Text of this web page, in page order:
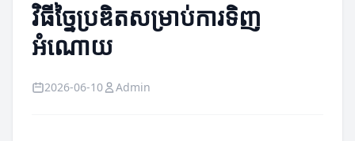
វិធីច្នៃប្រឌិតសម្រាប់ការទិញ
អំណោយ
2026-06-10 Admin